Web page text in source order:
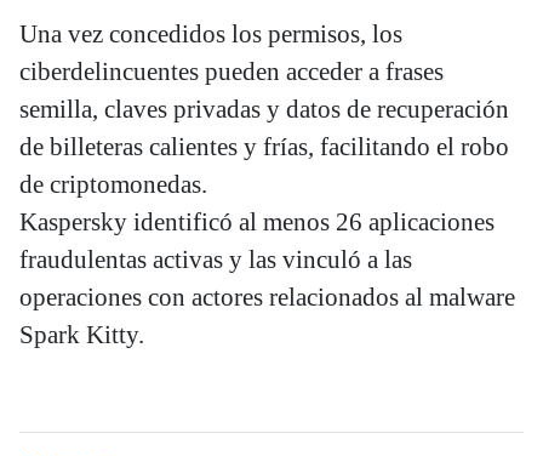
Una vez concedidos los permisos, los
ciberdelincuentes pueden acceder a frases
semilla, claves privadas y datos de recuperación
de billeteras calientes y frías, facilitando el robo
de criptomonedas.
Kaspersky identificó al menos 26 aplicaciones
fraudulentas activas y las vinculó a las
operaciones con actores relacionados al malware
Spark Kitty.